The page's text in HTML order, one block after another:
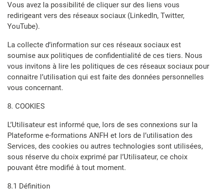
Vous avez la possibilité de cliquer sur des liens vous
redirigeant vers des réseaux sociaux (LinkedIn, Twitter,
YouTube).
La collecte d’information sur ces réseaux sociaux est
soumise aux politiques de confidentialité de ces tiers. Nous
vous invitons à lire les politiques de ces réseaux sociaux pour
connaitre l’utilisation qui est faite des données personnelles
vous concernant.
8. COOKIES
L’Utilisateur est informé que, lors de ses connexions sur la
Plateforme e-formations ANFH et lors de l’utilisation des
Services, des cookies ou autres technologies sont utilisées,
sous réserve du choix exprimé par l’Utilisateur, ce choix
pouvant être modifié à tout moment.
8.1 Définition